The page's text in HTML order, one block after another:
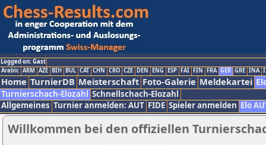
Logged on: Gast
Arabic ARM AZE BIH BUL CAT CHN CRO CZE DEN ENG ESP FAI FIN FRA GER GRE INA
Home TurnierDB Meisterschaft Foto-Galerie Meldekartei
Turnierschach-Elozahl Schnellschach-Elozahl
Allgemeines Turnier anmelden: AUT FIDE Spieler anmelden Elo
Willkommen bei den offiziellen